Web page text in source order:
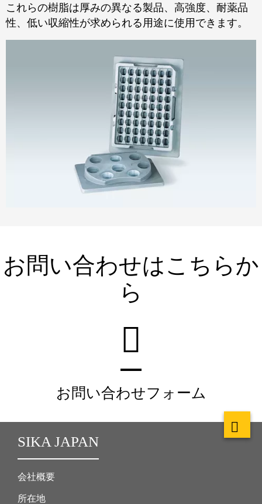
これらの樹脂は厚みの異なる製品、高強度、耐薬品
性、低い収縮性が求められる用途に使用できます。
お問い合わせはこちらか
ら
お問い合わせフォーム
SIKA JAPAN
会社概要
所在地